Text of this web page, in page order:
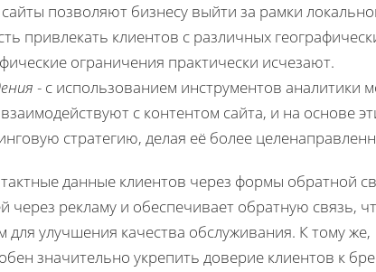
позволяют бизнесу выйти за рамки
привлекать клиентов с различных
ограничения практически исчезают.
- с использованием инструментов аналитики
с контентом сайта, и на основе
стратегию, делая её более
данные клиентов через формы обратной
через рекламу и обеспечивает обратную связь,
улучшения качества обслуживания. К тому же,
значительно укрепить доверие клиентов к